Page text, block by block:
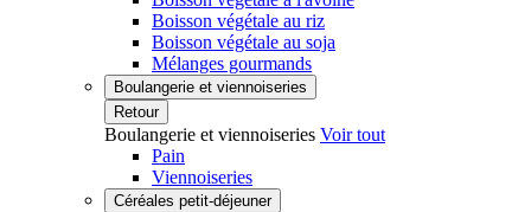
Boisson végétale au riz
Boisson végétale au soja
Mélanges gourmands
Boulangerie et viennoiseries
Retour
Boulangerie et viennoiseries Voir tout
Pain
Viennoiseries
Céréales petit-déjeuner